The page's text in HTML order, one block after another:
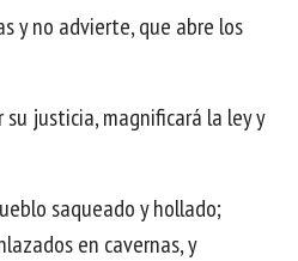
y no advierte, que abre los
su justicia, magnificará la ley y
saqueado y hollado;
en cavernas, y